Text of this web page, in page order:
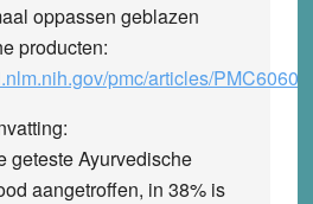
oppassen geblazen
producten:
pmc/articles/
geteste Ayurvedische
aangetroffen, in 38% is